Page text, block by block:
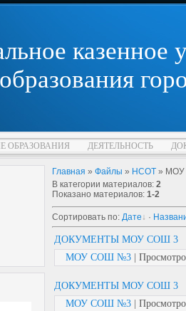
казенное
образования
ОБРАЗОВАНИЯ ДЕЯТЕЛЬНОСТЬ
Главная » Файлы » НСОТ »
В категории материалов: 2
Показано материалов: 1-2
Сортировать по: Дате ·
ДОКУМЕНТЫ МОУ СОШ 3
МОУ СОШ №3 |
ДОКУМЕНТЫ МОУ СОШ 3
МОУ СОШ №3 |